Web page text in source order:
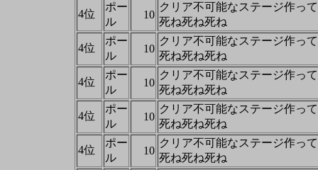
4位
ポー
ル
10
クリア不可能なステージ作っ
死ね死ね死ね
4位
ポー
ル
10
クリア不可能なステージ作っ
死ね死ね死ね
4位
ポー
ル
10
クリア不可能なステージ作っ
死ね死ね死ね
4位
ポー
ル
10
クリア不可能なステージ作っ
死ね死ね死ね
4位
ポー
ル
10
クリア不可能なステージ作っ
死ね死ね死ね